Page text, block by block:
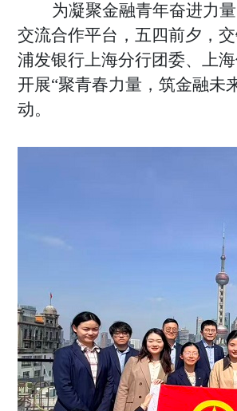
为凝聚金融青年奋进力
交流合作平台，五四前夕，交
浦发银行上海分行团委、上
开展“聚青春力量，筑金融未
动。